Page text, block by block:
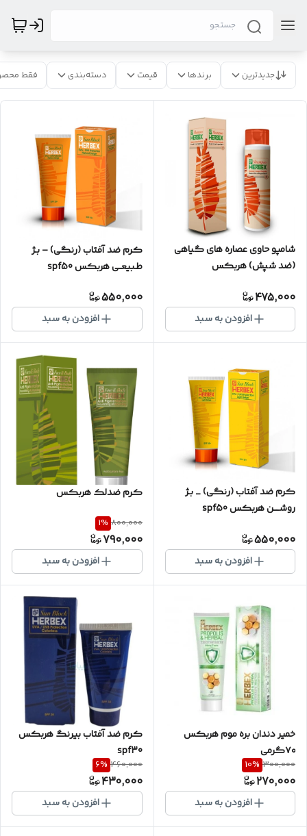
جدیدترین برندها قیمت دسته‌بندی فقط
شامپو حاوی عصاره های گیاهی
(ضد شپش) هربکس
475,000
افزودن به سبد
کرم ضد آفتاب (رنگی) – بـژ
طـبیعــی هربکس spf50
550,000
افزودن به سبد
کرم ضد آفتاب (رنگی) _ بـژ
روشــــن هربکس spf50
550,000
افزودن به سبد
کرم ضدلک هربکس
800,000
1%
790,000
افزودن به سبد
خمیر دندان بره موم هربکس
۷۰گرمی
300,000
10%
270,000
افزودن به سبد
کرم ضد آفتاب بیرنگ هربکس
spf30
460,000
6%
430,000
افزودن به سبد